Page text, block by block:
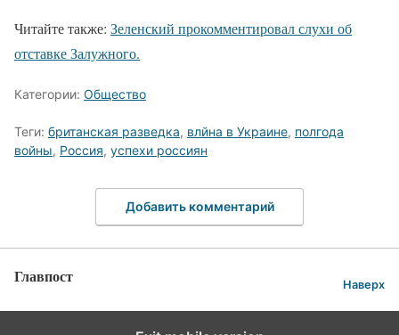
Читайте также: Зеленский прокомментировал слухи об
отставке Залужного.
Категории: Общество
Теги: британская разведка, влйна в Украине, полгода
войны, Россия, успехи россиян
Добавить комментарий
Главпост Наверх